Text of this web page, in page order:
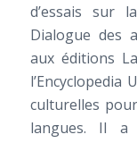
d’essais sur
Dialogue des
aux éditions
l’Encyclopedia
culturelles
langues. Il a